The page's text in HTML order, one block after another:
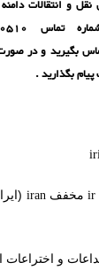
نقل و انتقالات
تماس بگیرید و
بگذارید .
irمخفف iran
و اختراعات